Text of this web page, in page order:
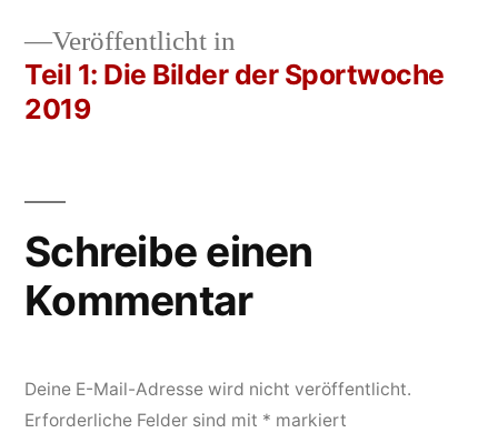
Beitrags-
Veröffentlicht in
Teil 1: Die Bilder der Sportwoche
2019
Schreibe einen
Kommentar
Deine E-Mail-Adresse wird nicht veröffentlicht.
Erforderliche Felder sind mit * markiert